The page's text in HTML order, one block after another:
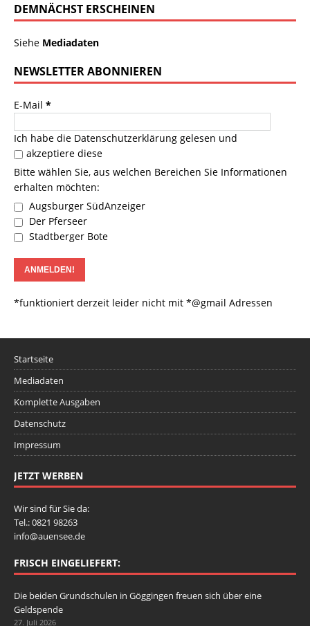
DEMNÄCHST ERSCHEINEN
Siehe Mediadaten
NEWSLETTER ABONNIEREN
E-Mail *
Ich habe die Datenschutzerklärung gelesen und
akzeptiere diese
Bitte wählen Sie, aus welchen Bereichen Sie Informationen
erhalten möchten:
Augsburger SüdAnzeiger
Der Pferseer
Stadtberger Bote
*funktioniert derzeit leider nicht mit *@gmail Adressen
Startseite
Mediadaten
Komplette Ausgaben
Datenschutz
Impressum
JETZT WERBEN
Wir sind für Sie da:
Tel.: 0821 98263
info@auensee.de
FRISCH EINGELIEFERT:
Die beiden Grundschulen in Göggingen freuen sich über eine
Geldspende
27. Juli 2026